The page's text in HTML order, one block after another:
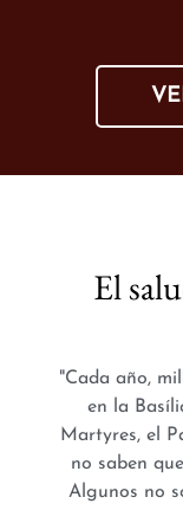
El
"Cada año,
en la
Martyres, el
no saben
Algunos no